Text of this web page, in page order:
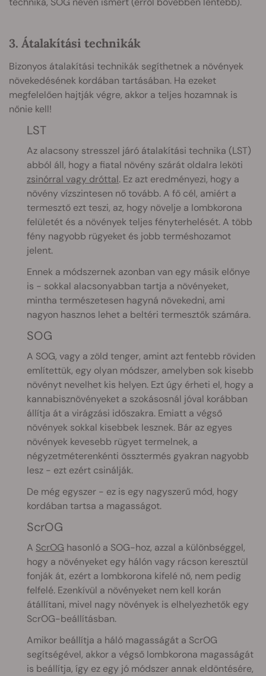
3. Átalakítási technikák
Bizonyos átalakítási technikák segíthetnek a növények
növekedésének kordában tartásában. Ha ezeket
megfelelően hajtják végre, akkor a teljes hozamnak is
nőnie kell!
LST
Az alacsony stresszel járó átalakítási technika (LST)
abból áll, hogy a fiatal növény szárát oldalra leköti
zsinórral vagy dróttal. Ez azt eredményezi, hogy a
növény vízszintesen nő tovább. A fő cél, amiért a
termesztő ezt teszi, az, hogy növelje a lombkorona
felületét és a növények teljes fényterhelését. A több
fény nagyobb rügyeket és jobb terméshozamot
jelent.
Ennek a módszernek azonban van egy másik előnye
is - sokkal alacsonyabban tartja a növényeket,
mintha természetesen hagyná növekedni, ami
nagyon hasznos lehet a beltéri termesztők számára.
SOG
A SOG, vagy a zöld tenger, amint azt fentebb röviden
említettük, egy olyan módszer, amelyben sok kisebb
növényt nevelhet kis helyen. Ezt úgy érheti el, hogy a
kannabisznövényeket a szokásosnál jóval korábban
állítja át a virágzási időszakra. Emiatt a végső
növények sokkal kisebbek lesznek. Bár az egyes
növények kevesebb rügyet termelnek, a
négyzetméterenkénti össztermés gyakran nagyobb
lesz - ezt ezért csinálják.
De még egyszer - ez is egy nagyszerű mód, hogy
kordában tartsa a magasságot.
ScrOG
A ScrOG hasonló a SOG-hoz, azzal a különbséggel,
hogy a növényeket egy hálón vagy rácson keresztül
fonják át, ezért a lombkorona kifelé nő, nem pedig
felfelé. Ezenkívül a növényeket nem kell korán
átállítani, mivel nagy növények is elhelyezhetők egy
ScrOG-beállításban.
Amikor beállítja a háló magasságát a ScrOG
segítségével, akkor a végső lombkorona magasságát
is beállítja, így ez egy jó módszer annak eldöntésére,